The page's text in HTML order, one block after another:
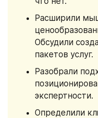
Расширили
Обсудили
пакетов услуг.
Разобрали
экспертности.
Определили